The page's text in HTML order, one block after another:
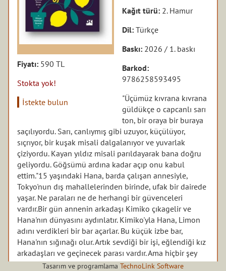
Fiyatı: 590 TL
Stokta yok!
İstekte bulun
Kağıt türü: 2. Hamur
Dil:Türkçe
Baskı: 2026 / 1. baskı
Barkod:
9786258593495
"Üçümüz kıvrana kıvrana
güldükçe o capcanlı sarı
ton, bir oraya bir buraya
saçılıyordu. Sarı, canlıymış gibi uzuyor, küçülüyor,
sıçrıyor, bir kuşak misali dalgalanıyor ve yuvarlak
çiziyordu. Kayan yıldız misali parıldayarak bana doğru
geliyordu. Göğsümü ardına kadar açıp onu kabul
ettim."15 yaşındaki Hana, barda çalışan annesiyle,
Tokyo'nun dış mahallelerinden birinde, ufak bir dairede
yaşar. Ne paraları ne de herhangi bir güvenceleri
vardır.Bir gün annenin arkadaşı Kimiko çıkagelir ve
Hana'nın dünyasını aydınlatır. Kimiko'yla Hana, Limon
adını verdikleri bir bar açarlar. Bu küçük izbe bar,
Hana'nın sığınağı olur. Artık sevdiği bir işi, eğlendiği kız
arkadaşları ve geçinecek parası vardır. Ama hiçbir şey
göründüğü gibi değildir. Hana'nın umutları, iyimserliği
Tasarım ve programlama TechnoLink Software